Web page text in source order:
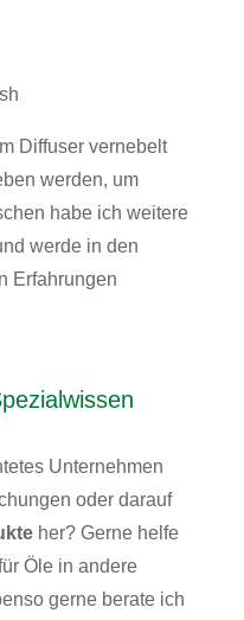
Diffuser vernebelt
werden, um
habe ich weitere
werde in den
Erfahrungen
Unternehmen
oder darauf
her? Gerne helfe
Öle in andere
gerne berate ich